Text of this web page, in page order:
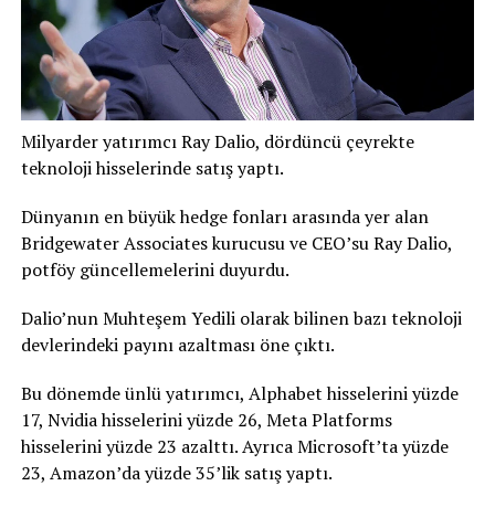
Milyarder yatırımcı Ray Dalio, dördüncü çeyrekte
teknoloji hisselerinde satış yaptı.
Dünyanın en büyük hedge fonları arasında yer alan
Bridgewater Associates kurucusu ve CEO’su Ray Dalio,
potföy güncellemelerini duyurdu.
Dalio’nun Muhteşem Yedili olarak bilinen bazı teknoloji
devlerindeki payını azaltması öne çıktı.
Bu dönemde ünlü yatırımcı, Alphabet hisselerini yüzde
17, Nvidia hisselerini yüzde 26, Meta Platforms
hisselerini yüzde 23 azalttı. Ayrıca Microsoft’ta yüzde
23, Amazon’da yüzde 35’lik satış yaptı.